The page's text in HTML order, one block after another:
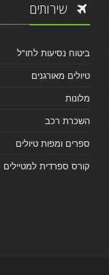
שירותים
ביטוח נסיעות לחו"ל
טיולים מאורגנים
מלונות
השכרת רכב
ספרים ומפות טיולים
קורס ספרדית למטיילים